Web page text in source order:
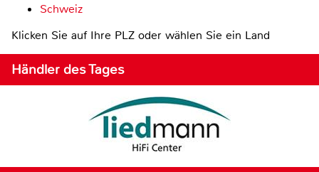
Schweiz
Klicken Sie auf Ihre PLZ oder wählen Sie ein Land
Händler des Tages